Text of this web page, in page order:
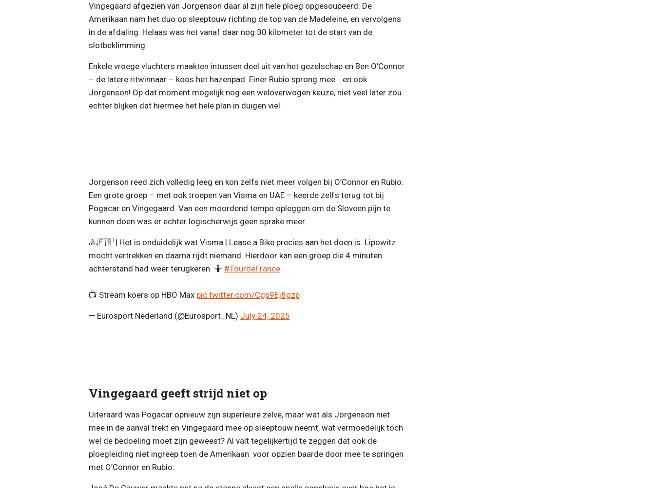
Vingegaard afgezien van Jorgenson daar al zijn hele ploeg opgesoupeerd. De
Amerikaan nam het duo op sleeptouw richting de top van de Madeleine, en vervolgens
in de afdaling. Helaas was het vanaf daar nog 30 kilometer tot de start van de
slotbeklimming.
Enkele vroege vluchters maakten intussen deel uit van het gezelschap en Ben O’Connor
– de latere ritwinnaar – koos het hazenpad. Einer Rubio sprong mee… en ook
Jorgenson! Op dat moment mogelijk nog een weloverwogen keuze, niet veel later zou
echter blijken dat hiermee het hele plan in duigen viel.
Jorgenson reed zich volledig leeg en kon zelfs niet meer volgen bij O’Connor en Rubio.
Een grote groep – met ook troepen van Visma en UAE – keerde zelfs terug tot bij
Pogacar en Vingegaard. Van een moordend tempo opleggen om de Sloveen pijn te
kunnen doen was er echter logischerwijs geen sprake meer.
🚴🇫🇷 | Het is onduidelijk wat Visma | Lease a Bike precies aan het doen is. Lipowitz
mocht vertrekken en daarna rijdt niemand. Hierdoor kan een groep die 4 minuten
achterstand had weer terugkeren. 🤷 #TourdeFrance
📺 Stream koers op HBO Max pic.twitter.com/Cgp9Ej8gzp
— Eurosport Nederland (@Eurosport_NL) July 24, 2025
Vingegaard geeft strijd niet op
Uiteraard was Pogacar opnieuw zijn superieure zelve, maar wat als Jorgenson niet
mee in de aanval trekt en Vingegaard mee op sleeptouw neemt, wat vermoedelijk toch
wel de bedoeling moet zijn geweest? Al valt tegelijkertijd te zeggen dat ook de
ploegleiding niet ingreep toen de Amerikaan voor opzien baarde door mee te springen
met O’Connor en Rubio.